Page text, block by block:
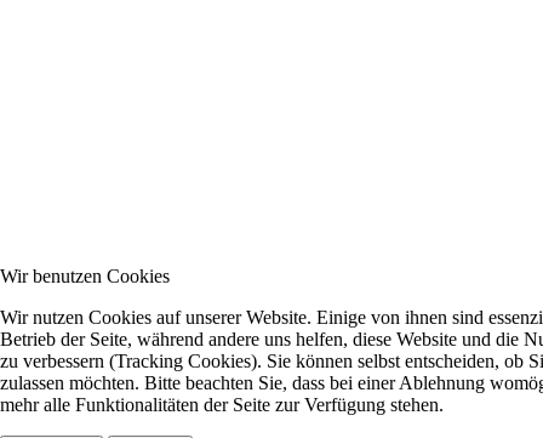
Wir benutzen Cookies
Wir nutzen Cookies auf unserer Website. Einige von ihnen sind
Betrieb der Seite, während andere uns helfen, diese Website und die
zu verbessern (Tracking Cookies). Sie können selbst entscheiden, ob
zulassen möchten. Bitte beachten Sie, dass bei einer Ablehnung
mehr alle Funktionalitäten der Seite zur Verfügung stehen.